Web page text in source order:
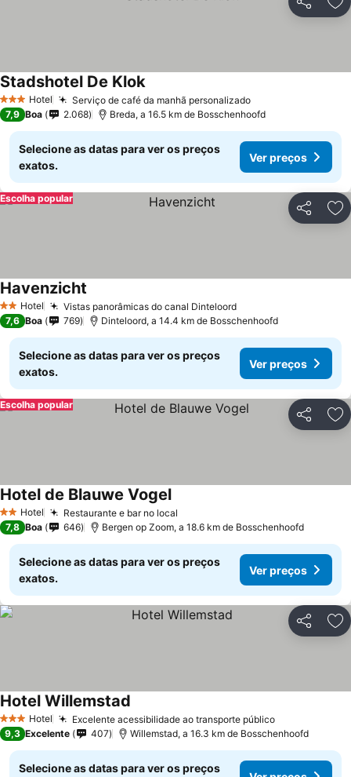
Partilhar
3 EstrelasHotel Serviço de café da manhã personalizadoVer preços
Stadshotel De KlokVer preços
7,9 Boa 2.068 Breda, a 16.5 km de Bosschenhoofd
Selecione as datas para ver os preços
exatos.
Ver preços
Partilhar
Escolha popular
2 Estrelas
Hotel Vistas panorâmicas do canal DinteloordVer preços
Havenzicht
7,6 Boa 769 Dinteloord, a 14.4 km de Bosschenhoofd
Selecione as datas para ver os preços
exatos.
Ver preços
Partilhar
Escolha popular
2 Estrelas
Hotel Restaurante e bar no local
Hotel de Blauwe VogelVer preços
7,8 Boa 646 Bergen op Zoom, a 18.6 km de Bosschenhoofd
Selecione as datas para ver os preços
exatos.
Ver preços
Partilhar
3 EstrelasHotel Excelente acessibilidade ao transporte públicoVer preços
Hotel Willemstad
9,3 Excelente 407 Willemstad, a 16.3 km de Bosschenhoofd
Selecione as datas para ver os preços